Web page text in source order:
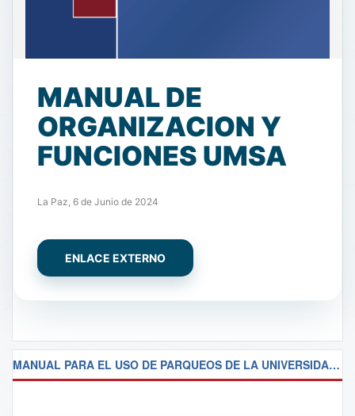
MANUAL DE
ORGANIZACION Y
FUNCIONES UMSA
La Paz, 6 de Junio de 2024
ENLACE EXTERNO
MANUAL PARA EL USO DE PARQUEOS DE LA UNIVERSIDAD MAYOR DE SAN ANDRES